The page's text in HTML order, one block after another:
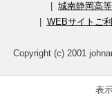
城南静岡高
WEBサイトご
Copyright (c) 2001
表